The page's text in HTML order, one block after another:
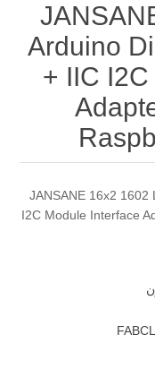
Arduino
+ IIC
JANSANE 16x2 1602
I2C Module Interface